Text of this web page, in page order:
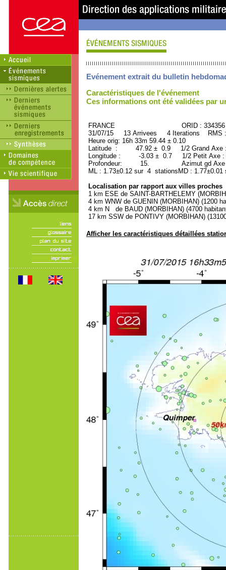
Evénement extrait du bulletin
Caractéristiques de l'événement
Ces informations ont été validées par
FRANCE ORID : 334356
31/07/15 13 Arrivees 4 Iterations RMS
Heure orig: 16h 33m 59.44 ± 0.10
Latitude : 47.92 ± 0.9 1/2 Grand
Longitude : -3.03 ± 0.7 1/2 Petit Axe
Profondeur: 15. Azimut gd Axe
ML : 1.73±0.12 sur 4 stationsMD :
Localisation par rapport aux villes proches
1 km ESE de SAINT-BARTHELEMY
4 km WNW de GUENIN (MORBIHAN) (1200
4 km N de BAUD (MORBIHAN) (4700
17 km SSW de PONTIVY (MORBIHAN)
Afficher les caractéristiques détaillées